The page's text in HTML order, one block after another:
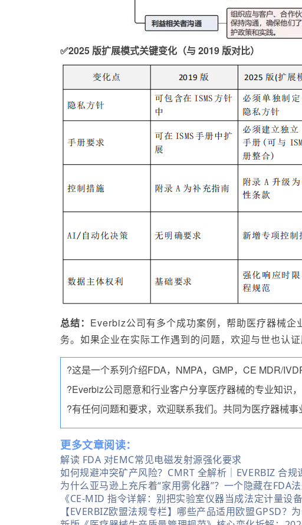
✅2025 版扩展模式关键变化（与 2019 版对比）
总结： Everbiz公司有多个成功案例，帮助医疗器械
务。如果企业在实际工作遇到的问题，欢迎与世也认
?这是一个系列介绍FDA，NMPA，GMP，CE MDR/
?Everbiz公司愿意和行业客户分享医疗器械的专业知识
?有任何问题和要求，欢迎联系我们。共同为医疗器械事
更多文章阅读：
解读 FDA 对EMC常见电磁发射源强化要求
如何规避冲突矿产风险？CMRT 全解析｜EVERBIZ 合规
为什么亚马逊上充斥着“家用雾化器”？一个隐藏在FDA
《CE-MID 指令详解：别把实验室仪器当成法定计量设备
【EVERBIZ欧盟法规专栏】哪些产品适用欧盟GPSD？